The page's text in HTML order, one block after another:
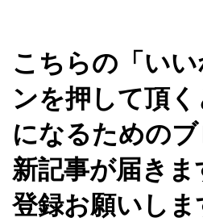
こちらの「い
ンを押して頂
になるための
新記事が届きま
登録お願いしま